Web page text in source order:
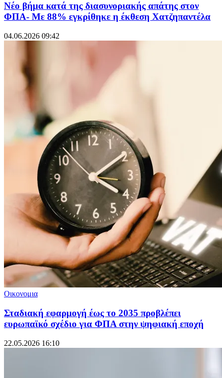
Νέο βήμα κατά της διασυνοριακής απάτης στον
ΦΠΑ- Με 88% εγκρίθηκε η έκθεση Χατζηπαντέλα
04.06.2026 09:42
Οικονομια
Σταδιακή εφαρμογή έως το 2035 προβλέπει
ευρωπαϊκό σχέδιο για ΦΠΑ στην ψηφιακή εποχή
22.05.2026 16:10